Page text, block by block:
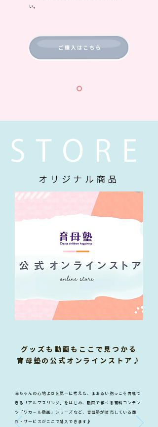
い。
​オリジナル商品
グッズも動画もここで見つかる
育母塾の公式オンラインストア♪
赤ちゃんの心地よさを第一に考えた、まぁるい抱っこを再現で
きる「アルマスリング」をはじめ、動画で学べる有料コンテン
ツ「ワカ～ル動画」シリーズなど、育母塾が販売している商
品・サービスがここで購入できます♪